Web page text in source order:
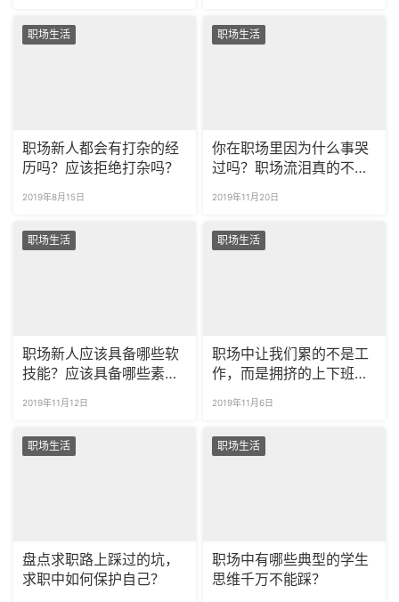
职场生活
职场新人都会有打杂的经
历吗？应该拒绝打杂吗？
2019年8月15日
职场生活
你在职场里因为什么事哭
过吗？职场流泪真的不专
2019年11月20日
职场生活
职场新人应该具备哪些软
技能？应该具备哪些素
2019年11月12日
职场生活
职场中让我们累的不是工
作，而是拥挤的上下班路
2019年11月6日
职场生活
盘点求职路上踩过的坑，
求职中如何保护自己？
职场生活
职场中有哪些典型的学生
思维千万不能踩？